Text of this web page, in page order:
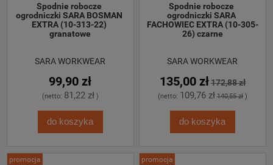
Spodnie robocze
ogrodniczki SARA BOSMAN
EXTRA (10-313-22)
granatowe
SARA WORKWEAR
99,90 zł
(netto: 81,22 zł)
do koszyka
Spodnie robocze
ogrodniczki SARA
FACHOWIEC EXTRA (10-305-
26) czarne
SARA WORKWEAR
135,00 zł172,88 zł
(netto: 109,76 zł 140,55 zł)
do koszyka
promocja promocja